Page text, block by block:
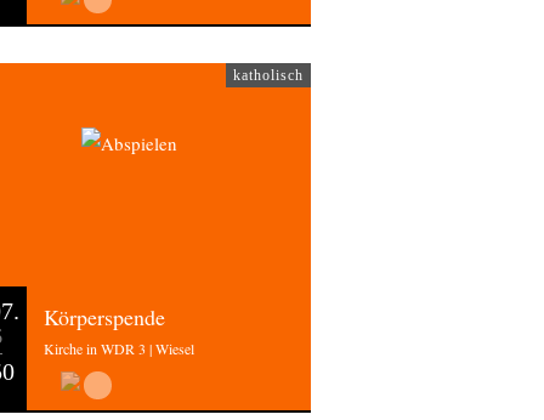
katholisch
Körperspende
Kirche in WDR 3 | Wiesel